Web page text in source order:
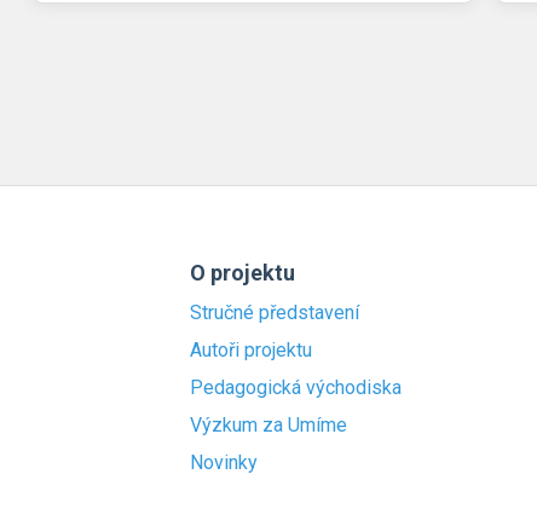
O projektu
Stručné představení
Autoři projektu
Pedagogická východiska
Výzkum za Umíme
Novinky